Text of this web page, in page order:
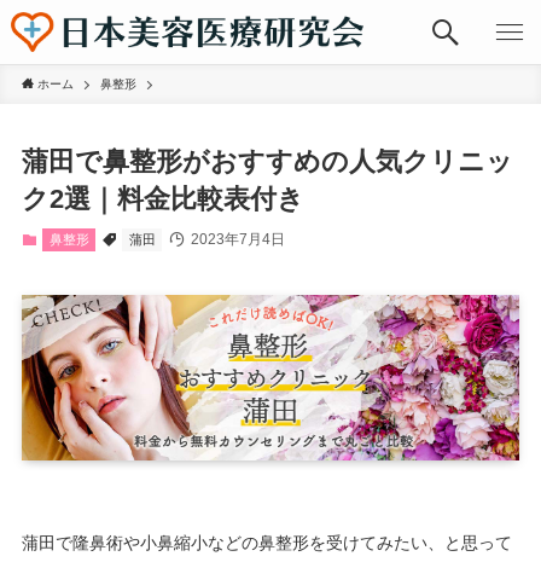
ホーム 鼻整形
蒲田で鼻整形がおすすめの人気クリニッ
ク2選｜料金比較表付き
鼻整形 蒲田 2023年7月4日
蒲田で隆鼻術や小鼻縮小などの鼻整形を受けてみたい、と思って